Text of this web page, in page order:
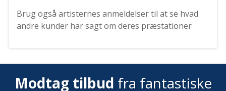
Brug også artisternes anmeldelser til at se hvad
andre kunder har sagt om deres præstationer
Modtag tilbud fra fantastiske